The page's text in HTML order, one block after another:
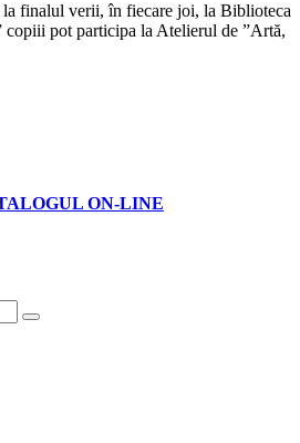
finalul verii, în fiecare joi, la Biblioteca
copiii pot participa la Atelierul de ”Artă,
ON-LINE